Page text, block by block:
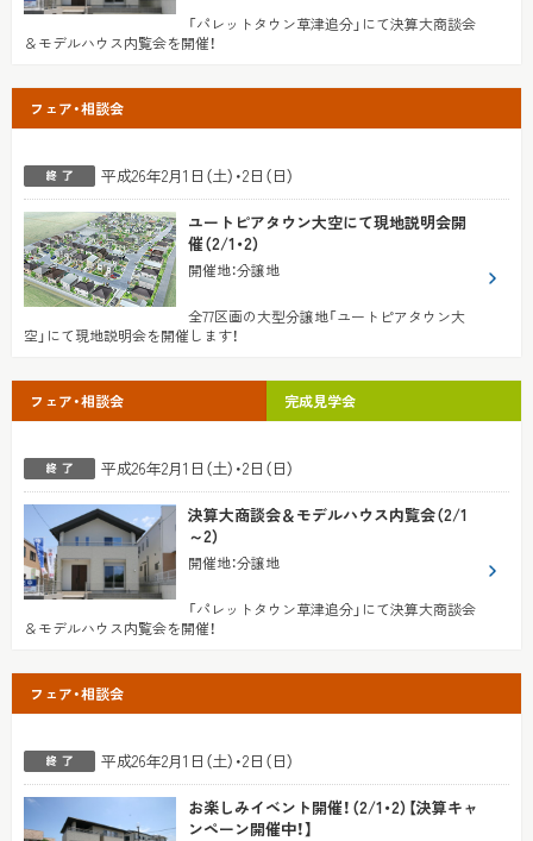
「パレットタウン草津追分」にて決算大商談会
＆モデルハウス内覧会を開催！
フェア・相談会
平成26年2月1日（土）・2日（日）
ユートピアタウン大空にて現地説明会開
催（2/1・2）
開催地：分譲地
全77区画の大型分譲地「ユートピアタウン大
空」にて現地説明会を開催します！
フェア・相談会 完成見学会
平成26年2月1日（土）・2日（日）
決算大商談会＆モデルハウス内覧会（2/1
～2）
開催地：分譲地
「パレットタウン草津追分」にて決算大商談会
＆モデルハウス内覧会を開催！
フェア・相談会
平成26年2月1日（土）・2日（日）
お楽しみイベント開催！（2/1・2）【決算キャ
ンペーン開催中！】